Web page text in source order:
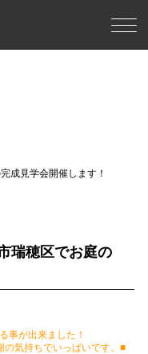
成見学会開催します！
瑞穂区でお庭の
事が出来ました！
の気持ちでいっぱいです。■